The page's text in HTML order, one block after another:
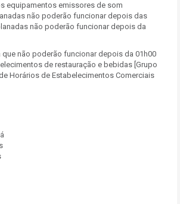
equipamentos emissores de som
não poderão funcionar depois das
não poderão funcionar depois da
que não poderão funcionar depois da 01h00
de restauração e bebidas [Grupo
Horários de Estabelecimentos Comerciais